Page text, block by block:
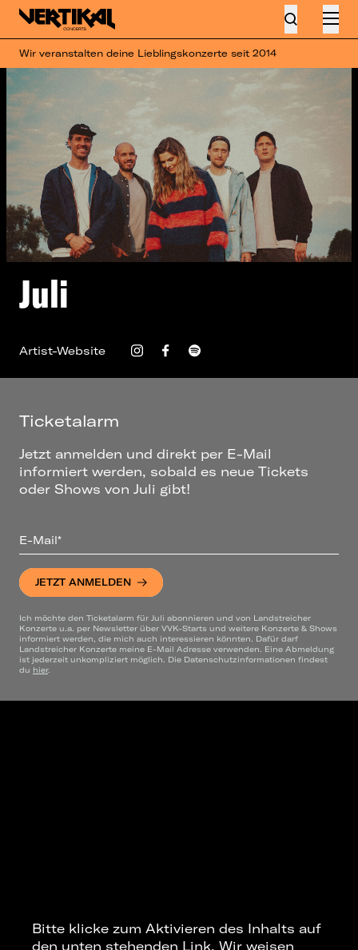
Wir veranstalten deine Lieblingskonzerte seit 2014
Juli
Artist-Website
Ticketalarm
Jetzt anmelden und direkt per E-Mail
informiert werden, sobald es neue Tickets
oder Shows von Juli gibt!
E-Mail*
JETZT ANMELDEN
Ich möchte den Ticketalarm für Juli abonnieren und von Landstreicher
Konzerte u.a. per Newsletter über VVK-Starts und weitere Konzerte & Shows
informiert werden, die mich auch interessieren könnten. Dafür darf
Landstreicher Konzerte meine E-Mail Adresse verwenden. Eine Abmeldung
ist jederzeit unkompliziert möglich. Die Datenschutzinformationen findest
du hier.
Bitte klicke zum Aktivieren des Inhalts auf
den unten stehenden Link. Wir weisen